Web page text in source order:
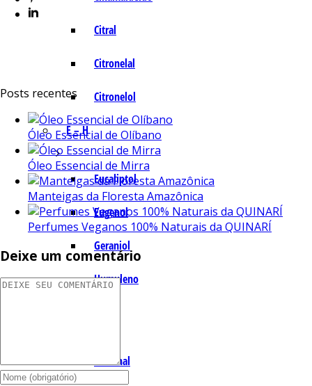
Citral
Citronelal
Citronelol
E – H
Eucaliptol
Eugenol
Geraniol
Humuleno
Lemonal
Posts recentes
Óleo Essencial de Olíbano
Óleo Essencial de Mirra
Manteigas da Floresta Amazônica
Perfumes Veganos 100% Naturais da QUINARÍ
Deixe um comentário